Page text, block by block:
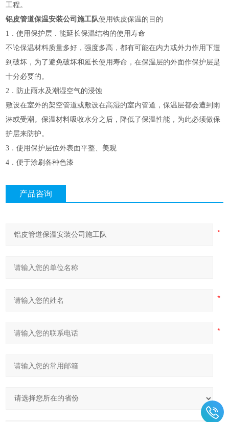
工程。
铝皮管道保温安装公司施工队使用铁皮保温的目的
1．使用保护层．能延长保温结构的使用寿命
不论保温材料质量多好，强度多高，都有可能在内力或外力作用下遭
到破坏，为了避免破坏和延长使用寿命，在保温层的外面作保护层是
十分必要的。
2．防止雨水及潮湿空气的浸蚀
敷设在室外的架空管道或敷设在高湿的室内管道，保温层都会遭到雨
淋或受潮。保温材料吸收水分之后，降低了保温性能，为此必须做保
护层来防护。
3．使用保护层位外表面平整、美观
4．便于涂刷各种色漆
产品咨询